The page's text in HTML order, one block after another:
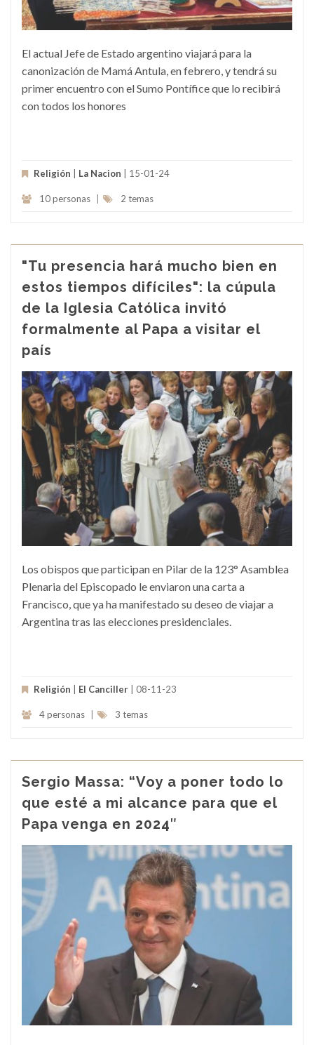
El actual Jefe de Estado argentino viajará para la
canonización de Mamá Antula, en febrero, y tendrá su
primer encuentro con el Sumo Pontífice que lo recibirá
con todos los honores
Religión La Nacion | 15-01-24
10 personas 2 temas
"Tu presencia hará mucho bien en
estos tiempos difíciles": la cúpula
de la Iglesia Católica invitó
formalmente al Papa a visitar el
país
Los obispos que participan en Pilar de la 123° Asamblea
Plenaria del Episcopado le enviaron una carta a
Francisco, que ya ha manifestado su deseo de viajar a
Argentina tras las elecciones presidenciales.
Religión El Canciller | 08-11-23
4 personas 3 temas
Sergio Massa: “Voy a poner todo lo
que esté a mi alcance para que el
Papa venga en 2024″